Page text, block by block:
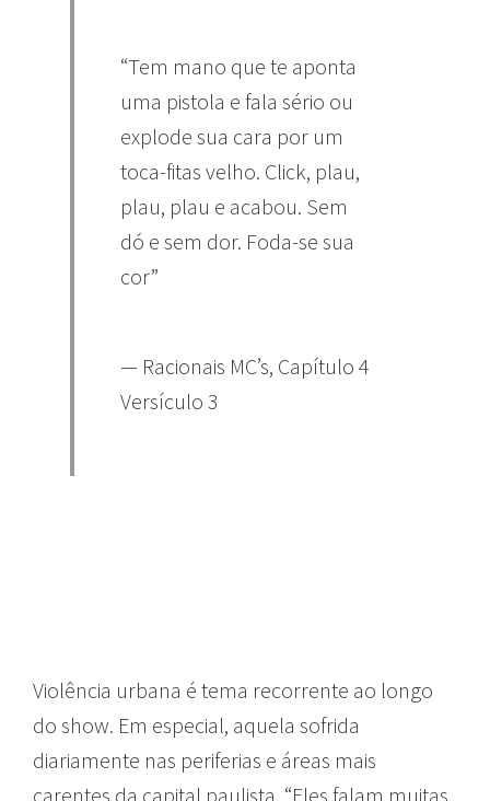
“Tem mano que te aponta
uma pistola e fala sério ou
explode sua cara por um
toca-fitas velho. Click, plau,
plau, plau e acabou. Sem
dó e sem dor. Foda-se sua
cor”
— Racionais MC’s, Capítulo 4
Versículo 3
Violência urbana é tema recorrente ao longo
do show. Em especial, aquela sofrida
diariamente nas periferias e áreas mais
carentes da capital paulista. “Eles falam muitas